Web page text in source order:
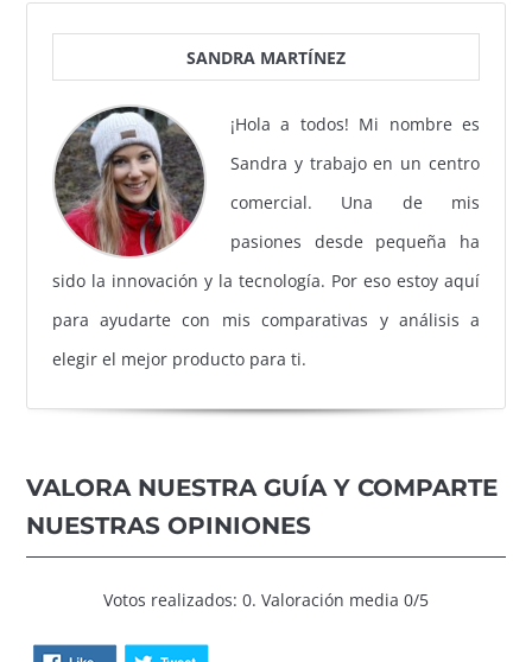
SANDRA MARTÍNEZ
¡Hola a todos! Mi nombre es
Sandra y trabajo en un centro
comercial. Una de mis
pasiones desde pequeña ha
sido la innovación y la tecnología. Por eso estoy aquí
para ayudarte con mis comparativas y análisis a
elegir el mejor producto para ti.
VALORA NUESTRA GUÍA Y COMPARTE
NUESTRAS OPINIONES
Votos realizados: 0. Valoración media 0/5